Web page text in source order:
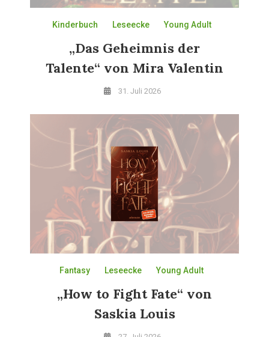
Kinderbuch Leseecke Young Adult
„Das Geheimnis der
Talente“ von Mira Valentin
31. Juli 2026
Fantasy Leseecke Young Adult
„How to Fight Fate“ von
Saskia Louis